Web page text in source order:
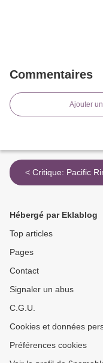
Commentaires
Ajouter
< Critique: Pacific
Hébergé par Eklablog
Top articles
Pages
Contact
Signaler un abus
C.G.U.
Cookies et données
Préférences cookies